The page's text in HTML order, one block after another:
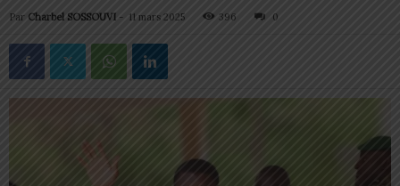
Par Charbel SOSSOUVI - 11 mars 2025 396 0